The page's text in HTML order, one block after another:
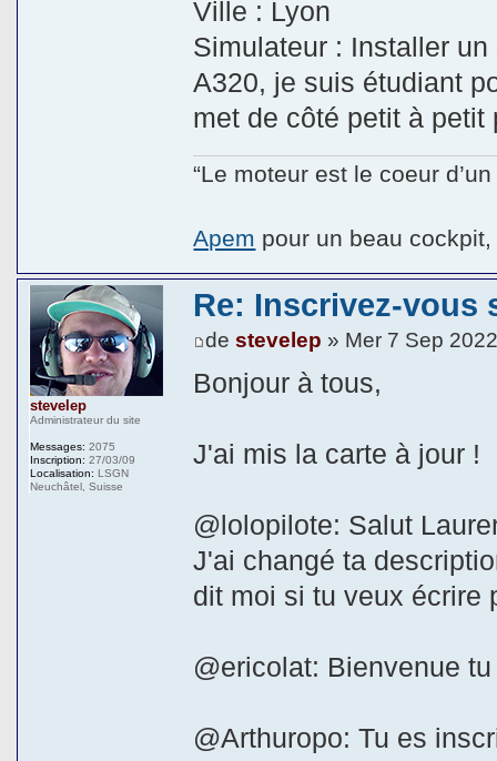
Ville : Lyon
Simulateur : Installer
A320, je suis étudiant
met de côté petit à
“Le moteur est le coeur
Apem pour un beau
Re: Inscrivez-vous
destevelep » Mer 7 Sep
Bonjour à tous,
J'ai mis la carte à jour !
@lolopilote: Salut
J'ai changé ta
dit moi si tu veux écrire
@ericolat: Bienvenue
@Arthuropo: Tu es
stevelep
Administrateur du site
Messages: 2075
Inscription: 27/03/09
Localisation: LSGN
Neuchâtel, Suisse